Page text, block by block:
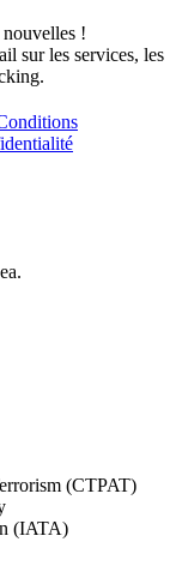
!
sur les services, les